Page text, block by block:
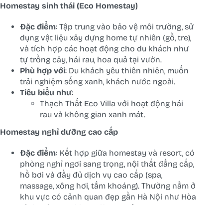
Homestay sinh thái (Eco Homestay)
Đặc điểm: Tập trung vào bảo vệ môi trường, sử
dụng vật liệu xây dựng home tự nhiên (gỗ, tre),
và tích hợp các hoạt động cho du khách như
tự trồng cây, hái rau, hoa quả tại vườn.
Phù hợp với: Du khách yêu thiên nhiên, muốn
trải nghiệm sống xanh, khách nước ngoài.
Tiêu biểu như:
Thạch Thất Eco Villa với hoạt động hái
rau và không gian xanh mát.
Homestay nghỉ dưỡng cao cấp
Đặc điểm: Kết hợp giữa homestay và resort, có
phòng nghỉ ngơi sang trọng, nội thất đẳng cấp,
hồ bơi và đầy đủ dịch vụ cao cấp (spa,
massage, xông hơi, tắm khoáng). Thường nằm ở
khu vực có cảnh quan đẹp gần Hà Nội như Hòa